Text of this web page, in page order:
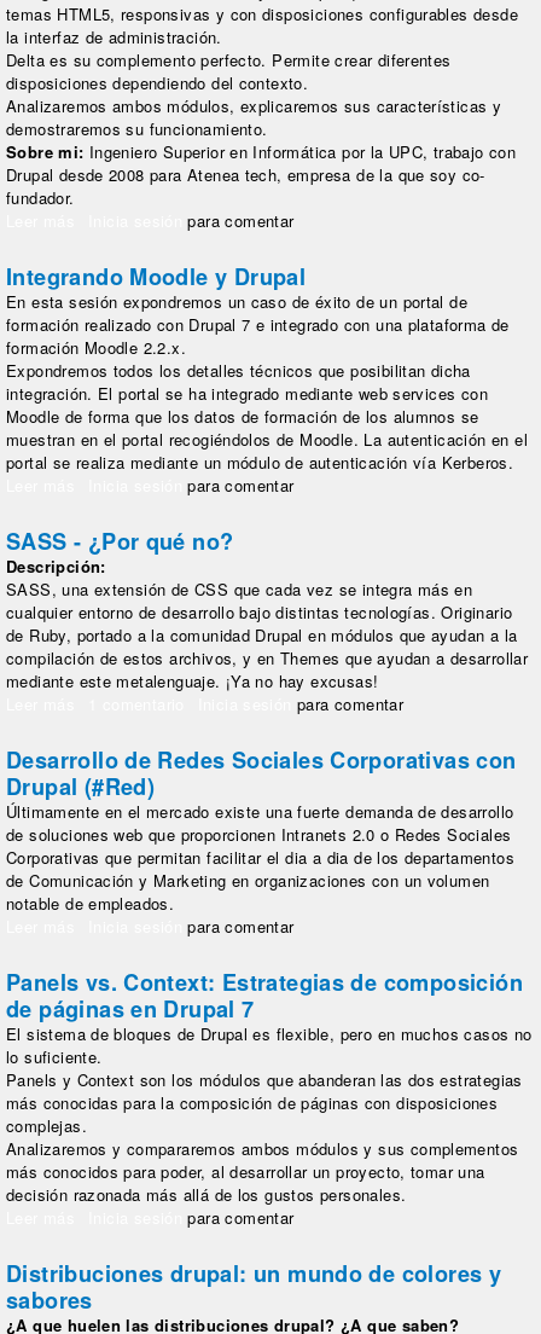
temas HTML5, responsivas y con disposiciones configurables desde
la interfaz de administración.
Delta es su complemento perfecto. Permite crear diferentes
disposiciones dependiendo del contexto.
Analizaremos ambos módulos, explicaremos sus características y
demostraremos su funcionamiento.
Sobre mi: Ingeniero Superior en Informática por la UPC, trabajo con
Drupal desde 2008 para Atenea tech, empresa de la que soy co-
fundador.
sobre Omega + Delta: multiples disposiciones responsivas a
para comentar
Integrando Moodle y Drupal
En esta sesión expondremos un caso de éxito de un portal de
formación realizado con Drupal 7 e integrado con una plataforma de
formación Moodle 2.2.x.
Expondremos todos los detalles técnicos que posibilitan dicha
integración. El portal se ha integrado mediante web services con
Moodle de forma que los datos de formación de los alumnos se
muestran en el portal recogiéndolos de Moodle. La autenticación en el
portal se realiza mediante un módulo de autenticación vía Kerberos.
sobre Integrando Moodle y Drupal
para comentar
SASS - ¿Por qué no?
Descripción:
SASS, una extensión de CSS que cada vez se integra más en
cualquier entorno de desarrollo bajo distintas tecnologías. Originario
de Ruby, portado a la comunidad Drupal en módulos que ayudan a la
compilación de estos archivos, y en Themes que ayudan a desarrollar
mediante este metalenguaje. ¡Ya no hay excusas!
para comentar
Desarrollo de Redes Sociales Corporativas con
Drupal (#Red)
Últimamente en el mercado existe una fuerte demanda de desarrollo
de soluciones web que proporcionen Intranets 2.0 o Redes Sociales
Corporativas que permitan facilitar el dia a dia de los departamentos
de Comunicación y Marketing en organizaciones con un volumen
notable de empleados.
sobre Desarrollo de Redes Sociales Corporativas con Drupal
para comentar
Panels vs. Context: Estrategias de composición
de páginas en Drupal 7
El sistema de bloques de Drupal es flexible, pero en muchos casos no
lo suficiente.
Panels y Context son los módulos que abanderan las dos estrategias
más conocidas para la composición de páginas con disposiciones
complejas.
Analizaremos y compararemos ambos módulos y sus complementos
más conocidos para poder, al desarrollar un proyecto, tomar una
decisión razonada más allá de los gustos personales.
sobre Panels vs. Context: Estrategias de composición de
para comentar
Distribuciones drupal: un mundo de colores y
sabores
¿A que huelen las distribuciones drupal? ¿A que saben?